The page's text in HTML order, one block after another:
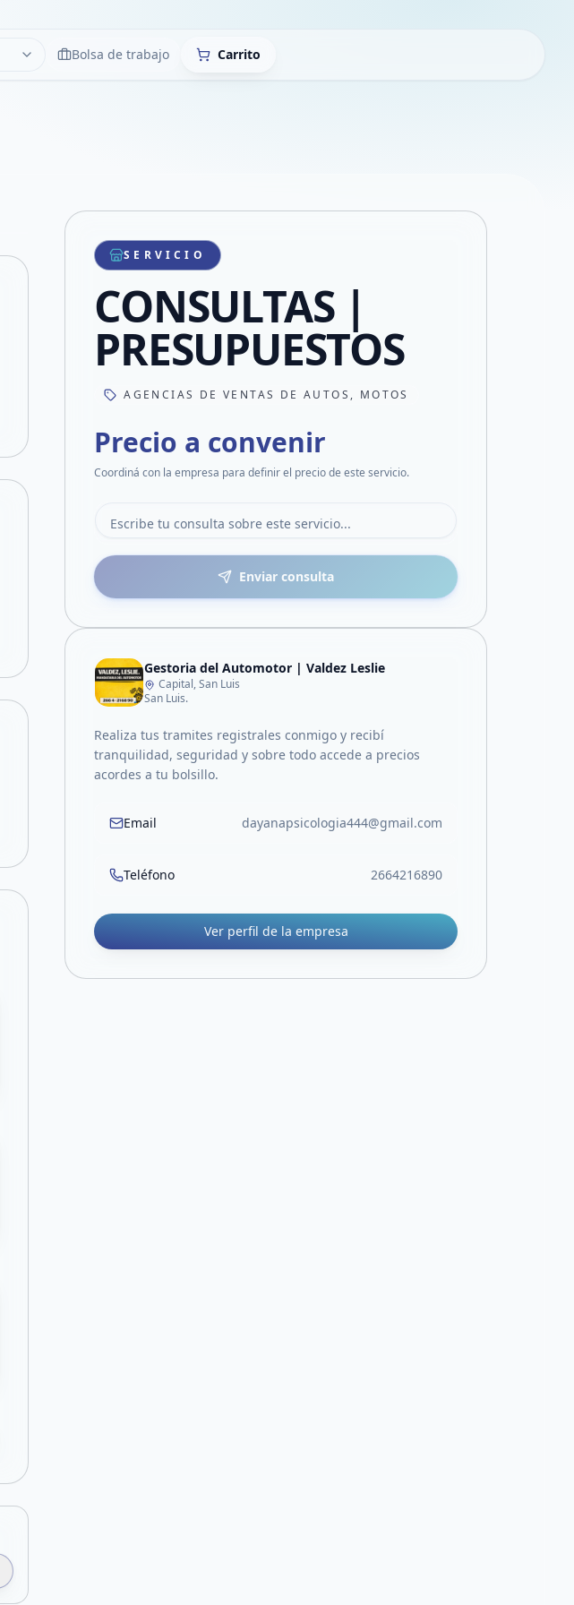
LimpiarBolsa de trabajo Carrito
Compartir producto
Compartir por WhatsApp
Compartir por mail
Compartir en Facebook
SERVICIO
CONSULTAS |
PRESUPUESTOS
AGENCIAS DE VENTAS DE AUTOS, MOTOS
Precio a convenir
Coordiná con la empresa para definir el precio de este servicio.
Enviar consulta
Gestoria del Automotor | Valdez Leslie
Capital, San Luis
San Luis.
Realiza tus tramites registrales conmigo y recibí
tranquilidad, seguridad y sobre todo accede a precios
acordes a tu bolsillo.
Email dayanapsicologia444@gmail.com
Teléfono 2664216890
Ver perfil de la empresa